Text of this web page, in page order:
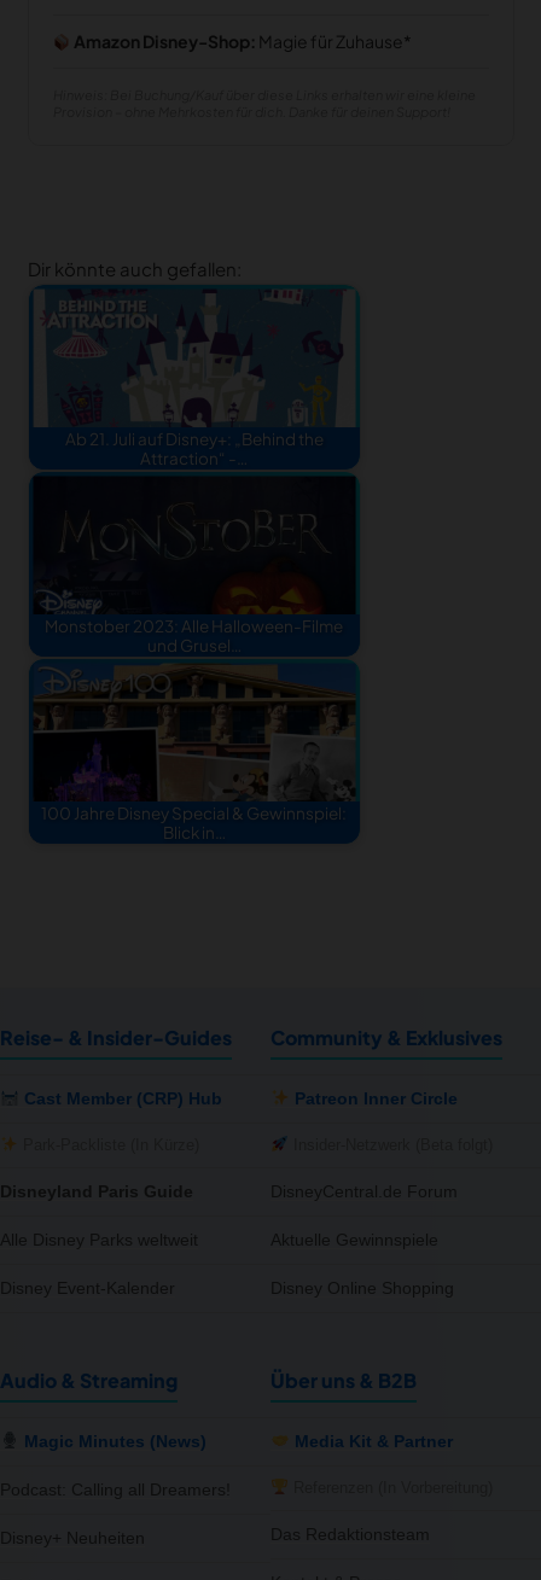
Amazon Disney-Shop: Magie für Zuhause
Dir könnte auch gefallen:
Ab 21. Juli auf Disney+: „Behind the
Attraction“ -…
Monstober 2023: Alle Halloween-Filme
und Grusel…
100 Jahre Disney Special & Gewinnspiel:
Blick in…
Reise- & Insider-Guides
Cast Member (CRP) Hub
Disneyland Paris Guide
Alle Disney Parks weltweit
Disney Event-Kalender
Community & Exklusives
Patreon Inner Circle
DisneyCentral.de Forum
Aktuelle Gewinnspiele
Disney Online Shopping
Audio & Streaming
Magic Minutes (News)
Podcast: Calling all Dreamers!
Disney+ Neuheiten
Über uns & B2B
Media Kit & Partner
Das Redaktionsteam